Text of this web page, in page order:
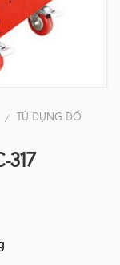
/
TỦ ĐỰNG ĐỒ
317